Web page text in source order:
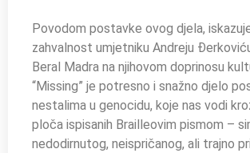
Povodom postavke ovog djela,
zahvalnost umjetniku Andreju
Beral Madra na njihovom doprinosu
“Missing” je potresno i snažno djelo
nestalima u genocidu, koje nas vodi
ploča ispisanih Brailleovim pismom –
nedodirnutog, neispričanog, ali trajno